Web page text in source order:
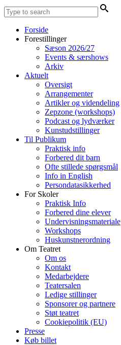
Forside
Forestillinger
Sæson 2026/27
Events & særshows
Arkiv
Aktuelt
Oversigt
Arrangementer
Artikler og videndeling
Zepzone (workshops)
Podcast og lydværker
Kunstudstillinger
Til Publikum
Praktisk info
Forbered dit barn
Ofte stillede spørgsmål
Info in English
Persondatasikkerhed
For Skoler
Praktisk Info
Forbered dine elever
Undervisningsmateriale
Workshops
Huskunstnerordning
Om Teatret
Om os
Kontakt
Medarbejdere
Teatersalen
Ledige stillinger
Sponsorer og partnere
Støt teatret
Cookiepolitik (EU)
Presse
Køb billet